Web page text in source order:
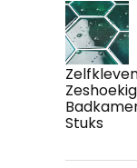
Stuks